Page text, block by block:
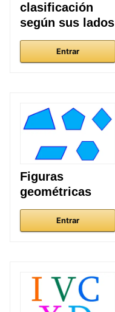
clasificación
según sus lados
Entrar
Figuras
geométricas
Entrar